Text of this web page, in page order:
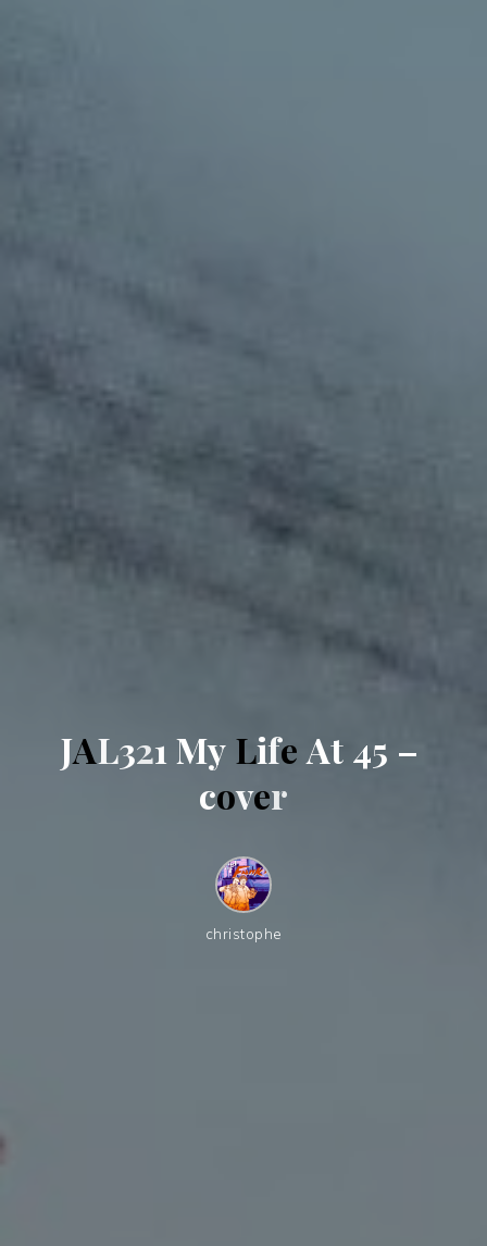
JAL321 My Life At 45 –
cover
christophe